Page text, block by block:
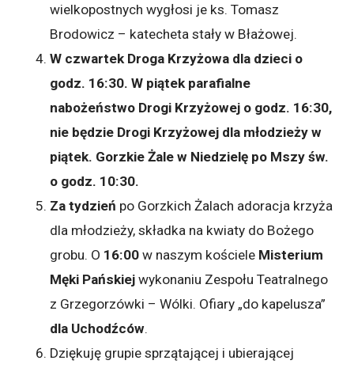
wielkopostnych wygłosi je ks. Tomasz
Brodowicz – katecheta stały w Błażowej.
W czwartek Droga Krzyżowa dla dzieci o
godz. 16:30. W piątek parafialne
nabożeństwo Drogi Krzyżowej o godz. 16:30,
nie będzie Drogi Krzyżowej dla młodzieży w
piątek. Gorzkie Żale w Niedzielę po Mszy św.
o godz. 10:30.
Za tydzień po Gorzkich Żalach adoracja krzyża
dla młodzieży, składka na kwiaty do Bożego
grobu. O 16:00 w naszym kościele Misterium
Męki Pańskiej wykonaniu Zespołu Teatralnego
z Grzegorzówki – Wólki. Ofiary „do kapelusza”
dla Uchodźców.
Dziękuję grupie sprzątającej i ubierającej